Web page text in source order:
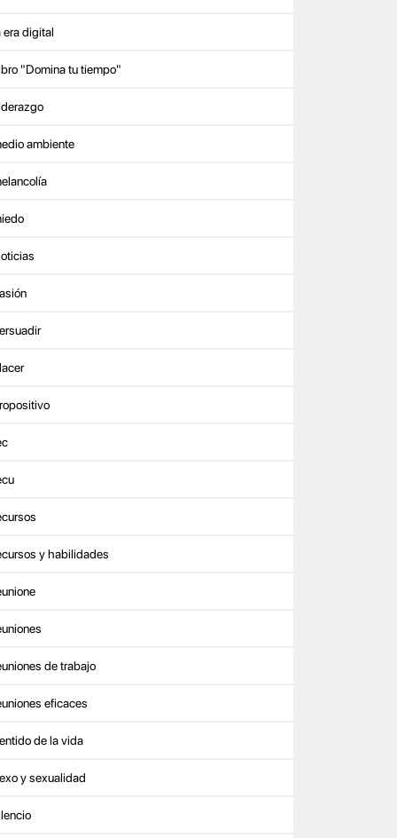
era digital
"Domina tu tiempo"
ambiente
y habilidades
de trabajo
eficaces
de la vida
y sexualidad